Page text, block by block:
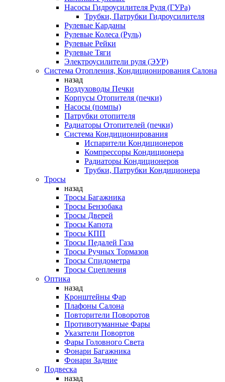
Насосы Гидроусилителя Руля (ГУРа)
Трубки, Патрубки Гидроусилителя
Рулевые Карданы
Рулевые Колеса (Руль)
Рулевые Рейки
Рулевые Тяги
Электроусилители руля (ЭУР)
Система Отопления, Кондиционирования Салона
назад
Воздуховоды Печки
Корпусы Отопителя (печки)
Насосы (помпы)
Патрубки отопителя
Радиаторы Отопителей (печки)
Система Кондиционирования
Испарители Кондиционеров
Компрессоры Кондиционера
Радиаторы Кондиционеров
Трубки, Патрубки Кондиционера
Тросы
назад
Тросы Багажника
Тросы Бензобака
Тросы Дверей
Тросы Капота
Тросы КПП
Тросы Педалей Газа
Тросы Ручных Тормазов
Тросы Спидометра
Тросы Сцепления
Оптика
назад
Кронштейны Фар
Плафоны Салона
Повторители Поворотов
Противотуманные Фары
Указатели Повортов
Фары Головного Света
Фонари Багажника
Фонари Задние
Подвеска
назад